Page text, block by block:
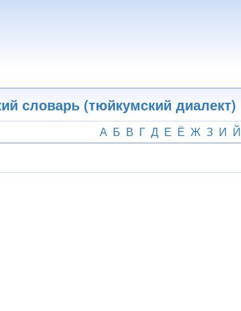
словарь (тюйкумский диалект)
А Б В Г Д Е Ё Ж З И Й